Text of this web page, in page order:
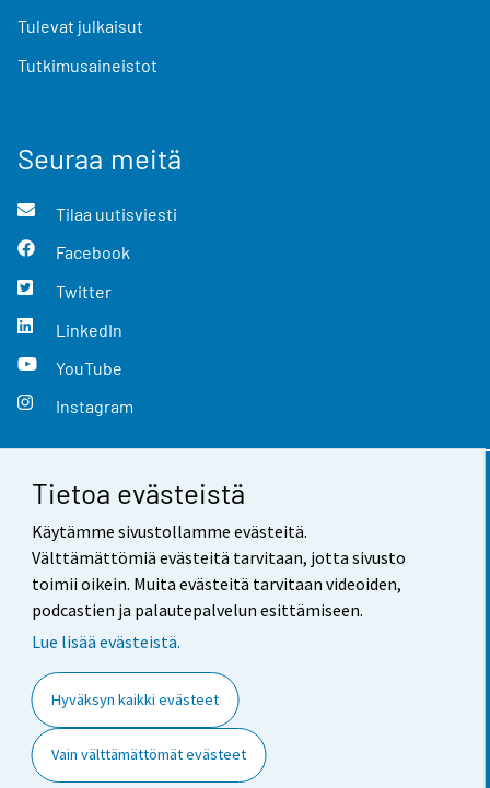
Tietoa evästeistä
Käytämme sivustollamme evästeitä.
Välttämättömiä evästeitä tarvitaan, jotta sivusto
toimii oikein. Muita evästeitä tarvitaan videoiden,
podcastien ja palautepalvelun esittämiseen.
Lue lisää evästeistä.
Hyväksyn kaikki evästeet
Vain välttämättömät evästeet
Tulevat julkaisut
Tutkimusaineistot
Seuraa meitä
Tilaa uutisviesti
Facebook
Twitter
LinkedIn
YouTube
Instagram
Yhteystiedot
Palaute
Käyttöehdot
Saavutettavuus
Tietoa sivustosta
Evästeasetukset